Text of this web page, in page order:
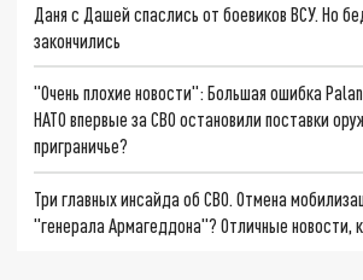
Даня с Дашей спаслись от боевиков ВСУ. Но
закончились
"Очень плохие новости": Большая ошибка
НАТО впервые за СВО остановили поставки
приграничье?
Три главных инсайда об СВО. Отмена
"генерала Армагеддона"? Отличные новости,